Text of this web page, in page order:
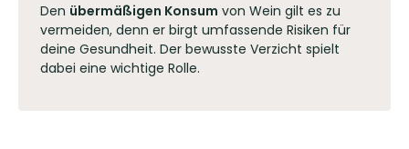
Den übermäßigen Konsum von Wein gilt es zu
vermeiden, denn er birgt umfassende Risiken für
deine Gesundheit. Der bewusste Verzicht spielt
dabei eine wichtige Rolle.